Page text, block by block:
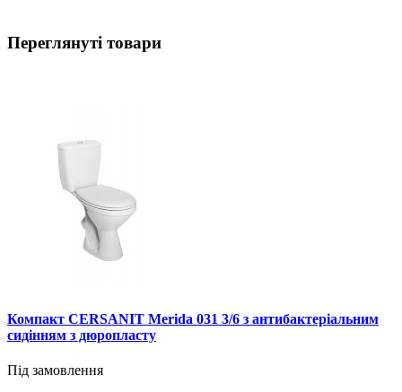
Переглянуті товари
Компакт CERSANIT Merida 031 3/6 з антибактеріальним
сидінням з дюропласту
Під замовлення